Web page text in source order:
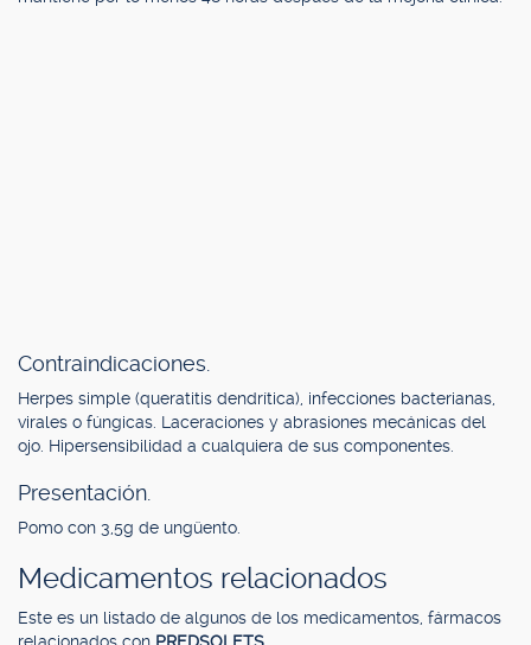
Contraindicaciones.
Herpes simple (queratitis dendrítica), infecciones bacterianas,
virales o fúngicas. Laceraciones y abrasiones mecánicas del
ojo. Hipersensibilidad a cualquiera de sus componentes.
Presentación.
Pomo con 3,5g de ungüento.
Medicamentos relacionados
Este es un listado de algunos de los medicamentos, fármacos